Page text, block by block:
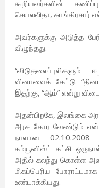
கூறியவர்களின்
செயலலிதா, காங்கிரசார்
அவர்களுக்கு அடுத்த
விழுந்தது.
வினாவைக் கேட்டு
இதற்கு, “ஆம்” என்று
அதன்பிறகே, இலங்கை
அரசு கோர வேண்டும்
நாளான
கம்யூனிஸ்ட் கட்சி
அதில் கலந்து கொள்ள
மிகப்பெரிய
உண்டாக்கியது.